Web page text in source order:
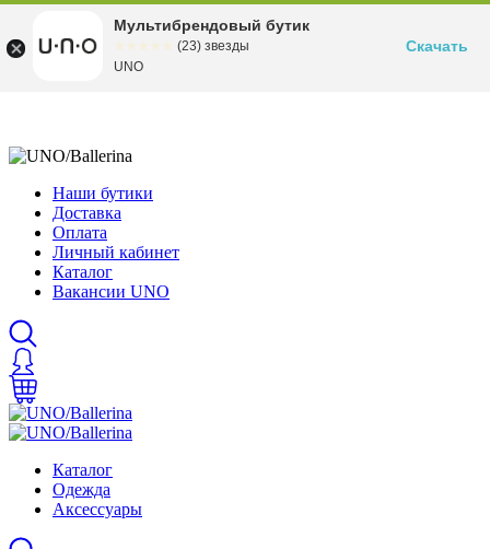
Наши бутики
Доставка
Оплата
Личный кабинет
Каталог
Вакансии UNO
Каталог
Одежда
Аксессуары
Мультибрендовый бутик
(23) звезды
UNO
Скачать